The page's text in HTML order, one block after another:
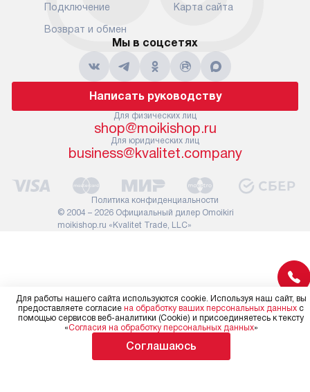
установки, пожалуйста,
предварительно обсудите это
с нашим менеджером. Эта
подлежит оплате. Важно
помнить, что если размеры
прибора не позволяют его
проходу через дверной проем,
сотрудники транспортной
службы не имеют права
демонтировать дверцы, ручки
или другие выступающие
элементы, так как это может
повлиять на гарантийное
обслуживание в будущем.
место установки, учитывая его
размеры в упаковке или без нее.
требуется
Подключение
Возврат и обмен
Карта сайта
Мы в соцсетях
Написать руководству
Для физических лиц
shop@moikishop.ru
Для юридических лиц
business@kvalitet.company
© 2004 – 2026 Официальный дилер Omoikiri
moikishop.ru «Kvalitet Trade, LLC»
Политика конфиденциальности
Для работы нашего сайта используются cookie. Используя наш сайт, вы
предоставляете согласие на обработку ваших персональных данных с
помощью сервисов веб-аналитики (Cookie) и присоединяетесь к тексту
«Согласия на обработку персональных данных»
Соглашаюсь